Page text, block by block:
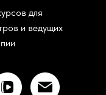
для
и ведущих